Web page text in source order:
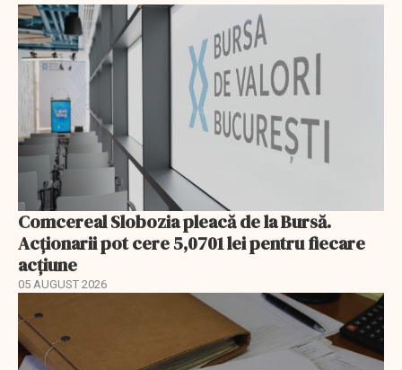
Comcereal Slobozia pleacă de la Bursă.
Acționarii pot cere 5,0701 lei pentru fiecare
acțiune
05 AUGUST 2026